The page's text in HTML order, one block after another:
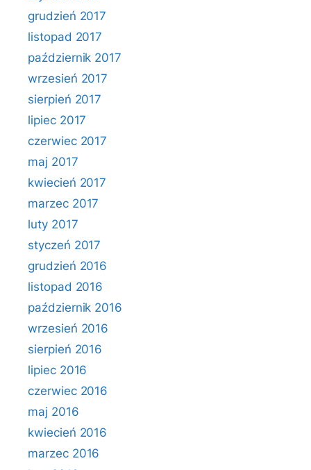
grudzień 2017
listopad 2017
październik 2017
wrzesień 2017
sierpień 2017
lipiec 2017
czerwiec 2017
maj 2017
kwiecień 2017
marzec 2017
luty 2017
styczeń 2017
grudzień 2016
listopad 2016
październik 2016
wrzesień 2016
sierpień 2016
lipiec 2016
czerwiec 2016
maj 2016
kwiecień 2016
marzec 2016